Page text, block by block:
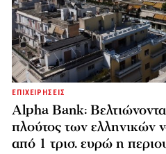
ΕΠΙΧΕΙΡΗΣΕΙΣ
Alpha Bank:
πλούτος των ελληνικών
από 1 τρισ. ευρώ η